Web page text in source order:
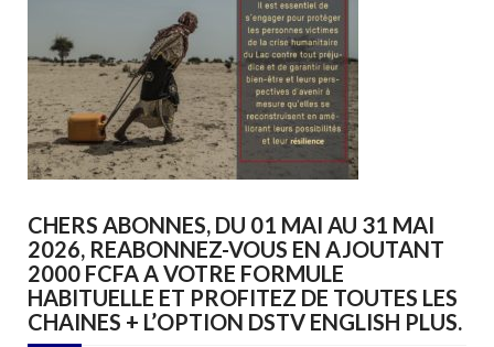
CHERS ABONNES, DU 01 MAI AU 31 MAI
2026, REABONNEZ-VOUS EN AJOUTANT
2000 FCFA A VOTRE FORMULE
HABITUELLE ET PROFITEZ DE TOUTES LES
CHAINES + L’OPTION DSTV ENGLISH PLUS.